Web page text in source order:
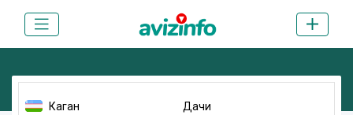
Каган Дачи